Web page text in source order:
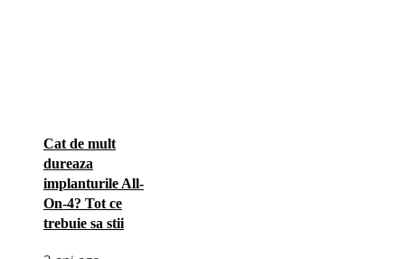
Cat de mult
dureaza
implanturile All-
On-4? Tot ce
trebuie sa stii